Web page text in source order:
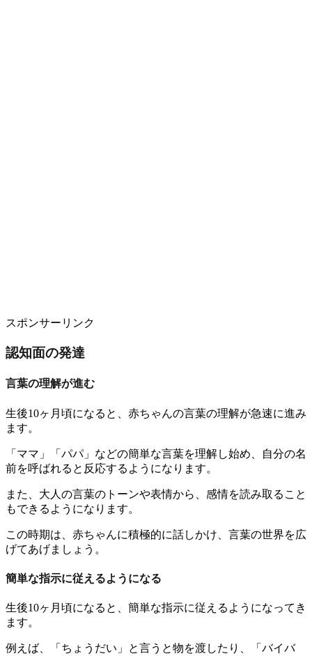
スポンサーリンク
認知面の発達
言葉の理解が進む
生後10ヶ月頃になると、赤ちゃんの言葉の理解が急速に進み
ます。
「ママ」「パパ」などの簡単な言葉を理解し始め、自分の名
前を呼ばれると反応するようになります。
また、大人の言葉のトーンや表情から、感情を読み取ること
もできるようになります。
この時期は、赤ちゃんに積極的に話しかけ、言葉の世界を広
げてあげましょう。
簡単な指示に従えるようになる
生後10ヶ月頃になると、簡単な指示に従えるようになってき
ます。
例えば、「ちょうだい」と言うと物を渡したり、「バイバ